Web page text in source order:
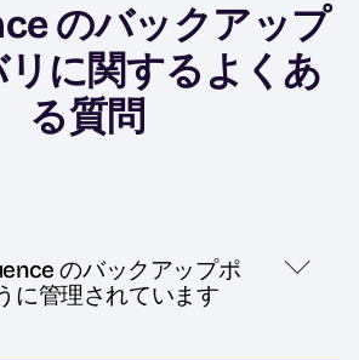
のバックアップ
リに関するよくあ
る質問
のバックアップポ
に管理されています